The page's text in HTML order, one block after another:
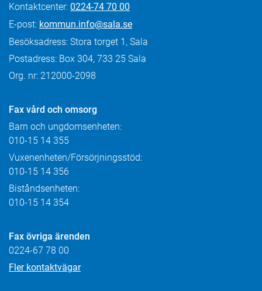
Kontaktcenter: 0224-74 70 00
E-post: kommun.info@sala.se
Besöksadress: Stora torget 1, Sala
Postadress: Box 304, 733 25 Sala
Org. nr: 212000-2098
Fax vård och omsorg
Barn och ungdomsenheten:
010-15 14 355
Vuxenenheten/Försörjningsstöd:
010-15 14 356
Biståndsenheten:
010-15 14 354
Fax övriga ärenden
0224-67 78 00
Fler kontaktvägar